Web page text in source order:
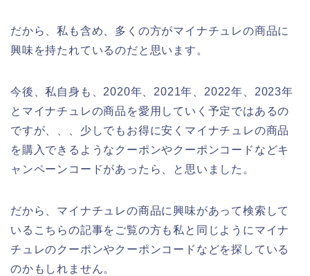
だから、私も含め、多くの方がマイナチュレの商品に
興味を持たれているのだと思います。
今後、私自身も、2020年、2021年、2022年、2023年
とマイナチュレの商品を愛用していく予定ではあるの
ですが、、、少しでもお得に安くマイナチュレの商品
を購入できるようなクーポンやクーポンコードなどキ
ャンペーンコードがあったら、と思いました。
だから、マイナチュレの商品に興味があって検索して
いるこちらの記事をご覧の方も私と同じようにマイナ
チュレのクーポンやクーポンコードなどを探している
のかもしれません。